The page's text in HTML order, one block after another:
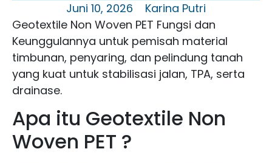
Juni 10, 2026
Karina Putri
Geotextile Non Woven PET Fungsi dan
Keunggulannya untuk pemisah material
timbunan, penyaring, dan pelindung tanah
yang kuat untuk stabilisasi jalan, TPA, serta
drainase.
Apa itu Geotextile Non
Woven PET ?